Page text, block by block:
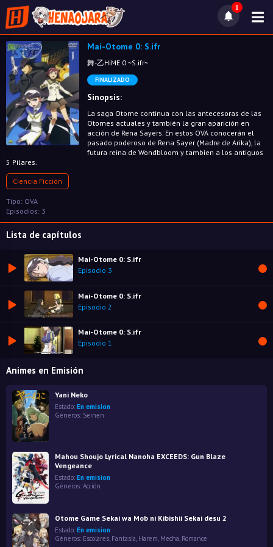
1
Mai-Otome 0: S.ifr
舞-乙HiME 0 ~S.ifr~
FINALIZADO
Sinopsis:
La saga Otome continua con las antecesoras de las
Otomes actuales y también la gran aparición en
acción de Rena Sayers. En estos OVA conocerán el
pasado poderoso de Rena Sayer (Madre de Arika), la
futura reina de Wondbloom y tambien a los antiguos
5 Pilares.
Ciencia Ficción
Tipo: OVA
Episodios: 3
Lista de capítulos
Mai-Otome 0: S.ifr
Episodio 3
Mai-Otome 0: S.ifr
Episodio 2
Mai-Otome 0: S.ifr
Episodio 1
Animes en Emisión
Yani Neko
Estado: En emision
Géneros: Seinen
Mahou Shoujo Lyrical Nanoha EXCEEDS: Gun Blaze
Vengeance
Estado: En emision
Géneros: Acción
Otome Game Sekai wa Mob ni Kibishii Sekai desu 2
Estado: En emision
Géneros: Escolares, Fantasía, Harem, Mecha, Romance